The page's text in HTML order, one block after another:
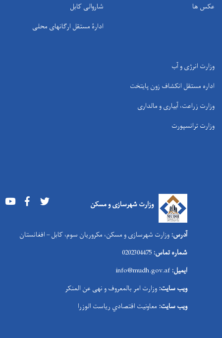
عکس ها
شاروالی کابل
ادارۀ مستقل ارگانهای محلی
وزارت انرژی و آب
اداره مستقل انکشاف زون پایتخت
وزارت زراعت، آبیاری و مالداری
وزارت ترانسپورت
وزارت شهرسازی و مسکن Youtube Facebook
آدرس: وزارت شهرسازی و مسکن، مکروریان سوم، کابل – افغانستان
شماره تماس:
ایمیل: info@mudh.gov.af
ویب سایت: وزارت امر بالمعروف و نهی عن المنکر
ویب سایت: معاونیت اقتصادي ریاست الوزرا